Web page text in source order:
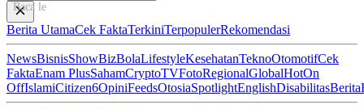
Baca lebih cepat...
Berita UtamaCek FaktaTerkiniTerpopulerRekomendasi
NewsBisnisShowBizBolaLifestyleKesehatanTeknoOtomotifCek
FaktaEnam PlusSahamCryptoTVFotoRegionalGlobalHotOn
OffIslamiCitizen6OpiniFeedsOtosiaSpotlightEnglishDisabilitasBerita